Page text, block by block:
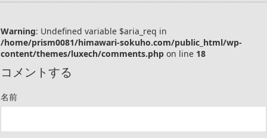
Warning: Undefined variable $aria_req in
/home/prism0081/himawari-sokuho.com/public_html/wp-
content/themes/luxech/comments.php on line 18
コメントする
名前